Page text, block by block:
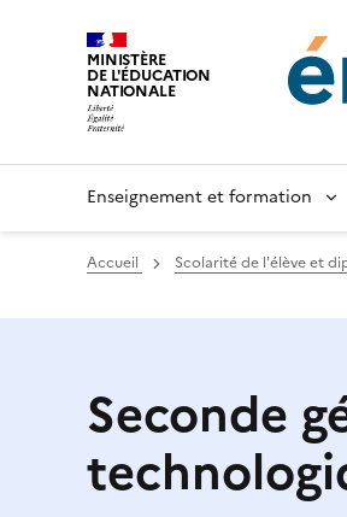
MINISTÈRE
DE L'ÉDUCATION
NATIONALE
Enseignement et formation
Accueil Scolarité de l'élève et
Seconde